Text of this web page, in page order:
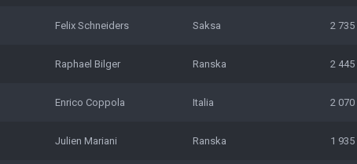
Felix Schneiders Saksa 2 735
Raphael Bilger Ranska 2 445
Enrico Coppola Italia 2 070
Julien Mariani Ranska 1 935